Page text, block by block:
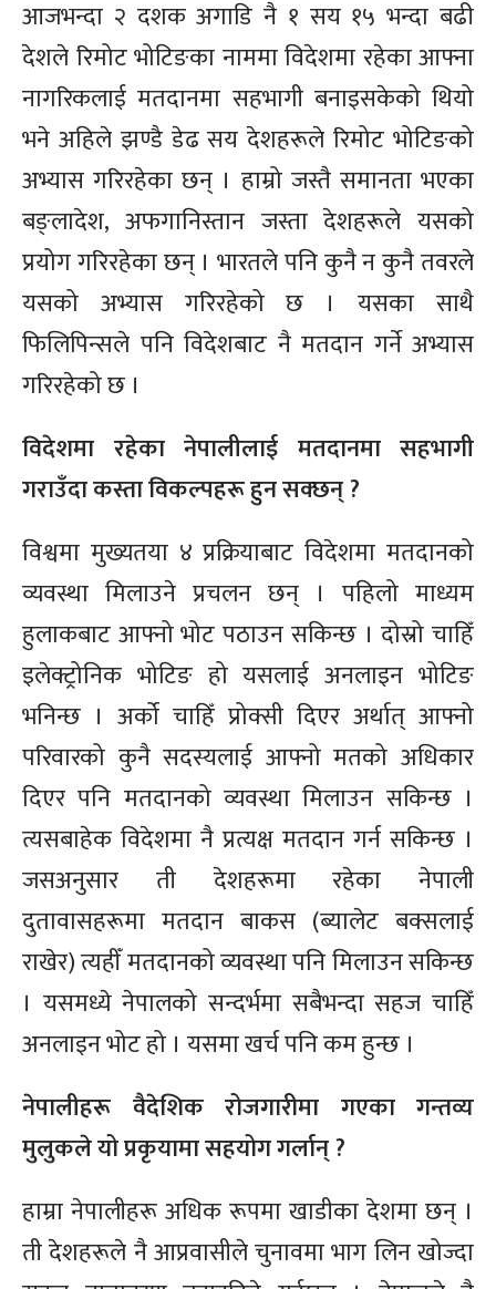
आजभन्दा २ दशक अगाडि नै १ सय १५ भन्दा बढी
देशले रिमोट भोटिङका नाममा विदेशमा रहेका आफ्ना
नागरिकलाई मतदानमा सहभागी बनाइसकेको थियो
भने अहिले झण्डै डेढ सय देशहरूले रिमोट भोटिङको
अभ्यास गरिरहेका छन् । हाम्रो जस्तै समानता भएका
बङ्लादेश, अफगानिस्तान जस्ता देशहरूले यसको
प्रयोग गरिरहेका छन् । भारतले पनि कुनै न कुनै तवरले
यसको अभ्यास गरिरहेको छ । यसका साथै
फिलिपिन्सले पनि विदेशबाट नै मतदान गर्ने अभ्यास
गरिरहेको छ ।
विदेशमा रहेका नेपालीलाई मतदानमा सहभागी
गराउँदा कस्ता विकल्पहरू हुन सक्छन् ?
विश्वमा मुख्यतया ४ प्रक्रियाबाट विदेशमा मतदानको
व्यवस्था मिलाउने प्रचलन छन् । पहिलो माध्यम
हुलाकबाट आफ्नो भोट पठाउन सकिन्छ । दोस्रो चाहिँ
इलेक्ट्रोनिक भोटिङ हो यसलाई अनलाइन भोटिङ
भनिन्छ । अर्को चाहिँ प्रोक्सी दिएर अर्थात् आफ्नो
परिवारको कुनै सदस्यलाई आफ्नो मतको अधिकार
दिएर पनि मतदानको व्यवस्था मिलाउन सकिन्छ ।
त्यसबाहेक विदेशमा नै प्रत्यक्ष मतदान गर्न सकिन्छ ।
जसअनुसार ती देशहरूमा रहेका नेपाली
दुतावासहरूमा मतदान बाकस (ब्यालेट बक्सलाई
राखेर) त्यहीँ मतदानको व्यवस्था पनि मिलाउन सकिन्छ
। यसमध्ये नेपालको सन्दर्भमा सबैभन्दा सहज चाहिँ
अनलाइन भोट हो । यसमा खर्च पनि कम हुन्छ ।
नेपालीहरू वैदेशिक रोजगारीमा गएका गन्तव्य
मुलुकले यो प्रकृयामा सहयोग गर्लान् ?
हाम्रा नेपालीहरू अधिक रूपमा खाडीका देशमा छन् ।
ती देशहरूले नै आप्रवासीले चुनावमा भाग लिन खोज्दा